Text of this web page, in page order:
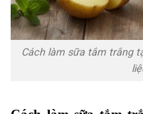
Cách làm sữa tắm trắng